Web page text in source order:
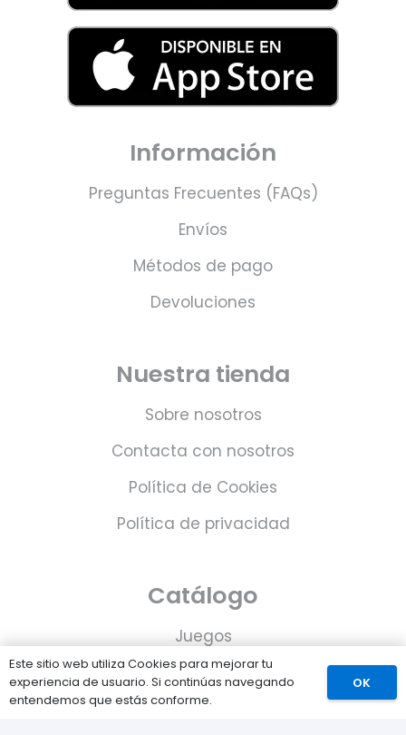
Información
Preguntas Frecuentes (FAQs)
Envíos
Métodos de pago
Devoluciones
Nuestra tienda
Sobre nosotros
Contacta con nosotros
Política de Cookies
Política de privacidad
Catálogo
Juegos
Consolas
Accesorios para tu PS5
Este sitio web utiliza Cookies para mejorar tu
experiencia de usuario. Si continúas navegando
entendemos que estás conforme.
OK